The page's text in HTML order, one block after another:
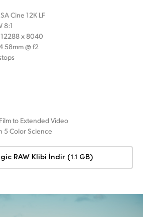
Cine 12K LF
8:1
x 8040
58mm @ f2
to Extended Video
5 Color Science
RAW Klibi İndir (1.1 GB)